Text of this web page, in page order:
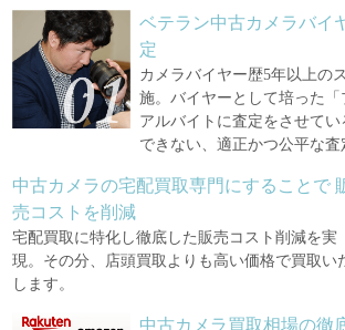
ベテラン中古カメラバイ
定
カメラバイヤー歴5年以上の
施。バイヤーとして培った「
アルバイトに査定をさせて
できない、適正かつ公平な査
中古カメラの宅配買取専門にすることで
売コストを削減
宅配買取に特化し徹底した販売コスト削減を実
現。その分、店頭買取よりも高い価格で買取い
します。
中古カメラ買取相場の徹